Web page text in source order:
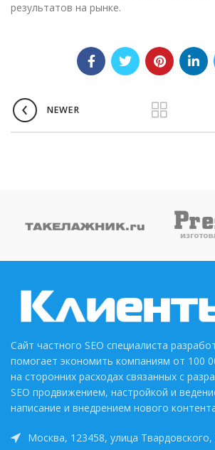
результатов на рынке.
NEWER
Сайт частного SEO специалиста
помогает экономить компаниям от 100
на сторонних расходах связанных с
SEO продвижением, настройкой и
написание и внедрением нового
Москва, 123458, улица Твардовского,